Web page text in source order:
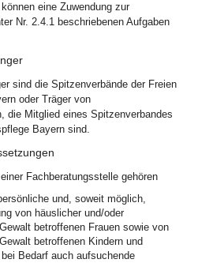
eine Zuwendung zur
Nr. 2.4.1 beschriebenen Aufgaben
sind die Spitzenverbände der Freien
oder Träger von
die Mitglied eines Spitzenverbandes
Bayern sind.
Fachberatungsstelle gehören
und, soweit möglich,
von häuslicher und/oder
betroffenen Frauen sowie von
betroffenen Kindern und
Bedarf auch aufsuchende